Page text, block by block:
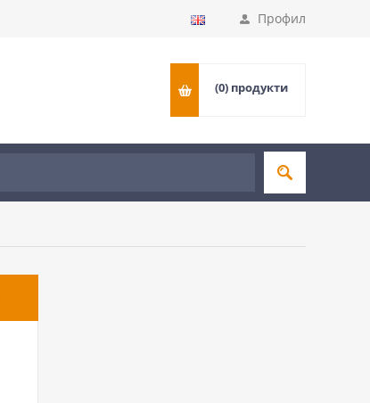
Профил
(0) продукти